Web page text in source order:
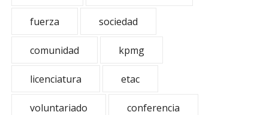
fuerza sociedad
comunidad kpmg
licenciatura etac
voluntariado conferencia